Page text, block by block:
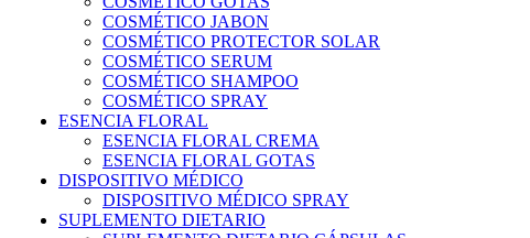
COSMÉTICO JABON
COSMÉTICO PROTECTOR SOLAR
COSMÉTICO SERUM
COSMÉTICO SHAMPOO
COSMÉTICO SPRAY
ESENCIA FLORAL
ESENCIA FLORAL CREMA
ESENCIA FLORAL GOTAS
DISPOSITIVO MÉDICO
DISPOSITIVO MÉDICO SPRAY
SUPLEMENTO DIETARIO